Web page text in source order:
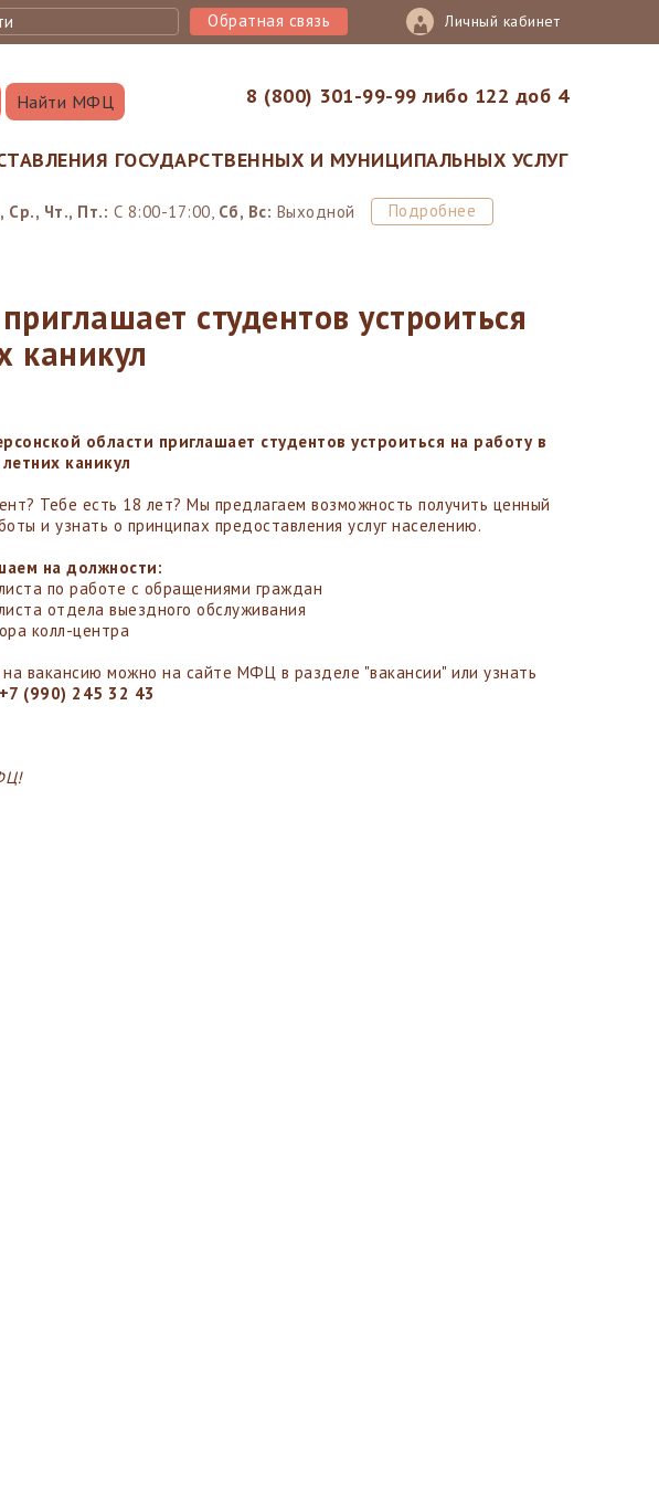
Личный кабинет
8 (800) 301-99-99 либо 122 доб 4
Обратная связь
Найти МФЦ
ГОСУДАРСТВЕННЫХ И МУНИЦИПАЛЬНЫХ УСЛУГ
Ср., Чт., Пт.: С 8:00-17:00, Сб, Вс: Выходной Подробнее
студентов устроиться
каникул
области приглашает студентов устроиться на работу в
каникул
Тебе есть 18 лет? Мы предлагаем возможность получить ценный
и узнать о принципах предоставления услуг населению.
на должности:
по работе с обращениями граждан
отдела выездного обслуживания
колл-центра
на вакансию можно на сайте МФЦ в разделе "вакансии" или узнать
+7 (990) 245 32 43